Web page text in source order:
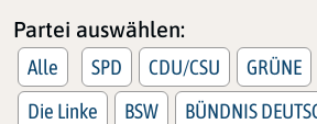
Partei auswählen:
Alle SPD CDU/CSU GRÜNE
Die Linke
BSW
BÜNDNIS